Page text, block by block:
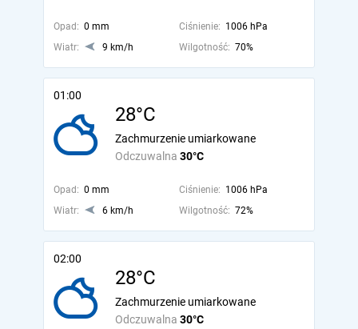
Opad: 0 mm Ciśnienie: 1006 hPa
Wiatr:
9 km/h Wilgotność: 70%
01:00
28°C
Odczuwalna 30°C
Zachmurzenie umiarkowane
Opad: 0 mm Ciśnienie: 1006 hPa
Wiatr:
6 km/h Wilgotność: 72%
02:00
28°C
Odczuwalna 30°C
Zachmurzenie umiarkowane